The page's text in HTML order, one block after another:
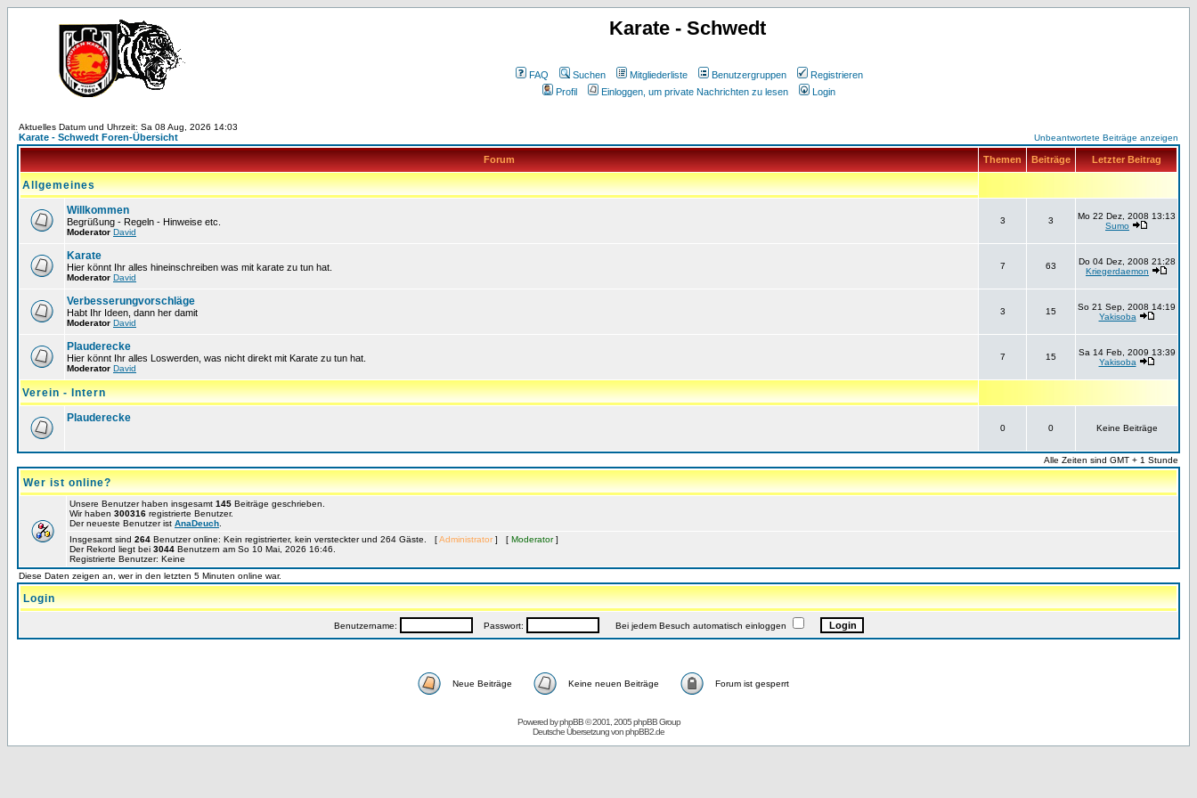
Karate - Schwedt
FAQ Suchen Mitgliederliste Benutzergruppen
Registrieren
Profil
Einloggen, um private Nachrichten zu lesen Login
Aktuelles Datum und Uhrzeit: Sa 08 Aug, 2026 14:03
Karate - Schwedt Foren-Übersicht Unbeantwortete Beiträge anzeigen
Forum Themen Beiträge Letzter Beitrag
Allgemeines
Willkommen
Begrüßung - Regeln - Hinweise etc.
Moderator David
3 3
Mo 22 Dez, 2008 13:13
Sumo
Karate
Hier könnt Ihr alles hineinschreiben was mit karate zu tun hat.
Moderator David
7 63
Do 04 Dez, 2008 21:28
Kriegerdaemon
Verbesserungvorschläge
Habt Ihr Ideen, dann her damit
Moderator David
3 15
So 21 Sep, 2008 14:19
Yakisoba
Plauderecke
Hier könnt Ihr alles Loswerden, was nicht direkt mit Karate zu tun hat.
Moderator David
7 15
Sa 14 Feb, 2009 13:39
Yakisoba
Verein - Intern
Plauderecke
0 0 Keine Beiträge
Alle Zeiten sind GMT + 1 Stunde
Wer ist online?
Unsere Benutzer haben insgesamt 145 Beiträge geschrieben.
Wir haben 300316 registrierte Benutzer.
Der neueste Benutzer ist AnaDeuch
Insgesamt sind 264 Benutzer online: Kein registrierter, kein versteckter und 264 Gäste. [Administrator ] [ Moderator]
Der Rekord liegt bei 3044 Benutzern am So 10 Mai, 2026 16:46.
Registrierte Benutzer: Keine
Diese Daten zeigen an, wer in den letzten 5 Minuten online war.
Login
Benutzername: Passwort: Bei jedem Besuch automatisch einloggen
Neue Beiträge Keine neuen Beiträge Forum ist gesperrt
Powered byphpBB© 2001, 2005 phpBB Group
Deutsche Übersetzung vonphpBB2.de